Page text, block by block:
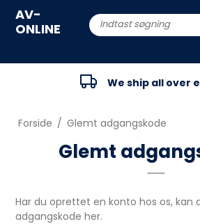
AV-
ONLINE
We ship all over
Forside / Glemt adgangskode
Glemt
Har du oprettet en konto hos os, kan
adgangskode her.